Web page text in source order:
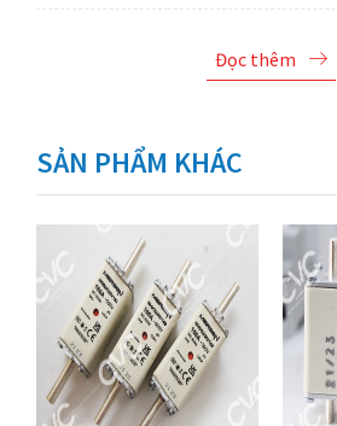
Đọc thêm
SẢN PHẨM KHÁC